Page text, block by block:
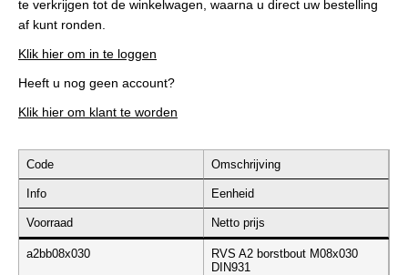
te verkrijgen tot de winkelwagen, waarna u direct uw bestelling
af kunt ronden.
Klik hier om in te loggen
Heeft u nog geen account?
Klik hier om klant te worden
Code Omschrijving
Info Eenheid
Voorraad Netto prijs
a2bb08x030
RVS A2 borstbout M08x030
DIN931